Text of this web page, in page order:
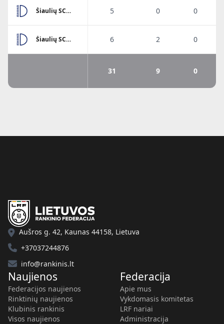
Šiaulių SC
5 0 0
Šiaulių SC
6 2 0
31 9 0
Aušros g. 42, Kaunas 44158, Lietuva
+37037244876
info@rankinis.lt
Naujienos
Federacijos naujienos
Rinktinių naujienos
Klubinis rankinis
Visos naujienos
Federacija
Apie mus
Vykdomasis komitetas
LRF nariai
Administracija